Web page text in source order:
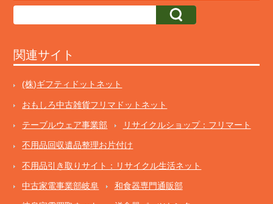
関連サイト
(株)ギフティドットネット
おもしろ中古雑貨フリマドットネット
テーブルウェア事業部 リサイクルショップ：フリマート
不用品回収遺品整理お片付け
不用品引き取りサイト：リサイクル生活ネット
中古家電事業部岐阜 和食器専門通販部